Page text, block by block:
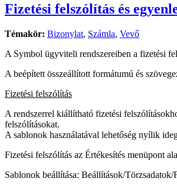
Fizetési felszólítás és
Témakör: Bizonylat, Számla, Vevő
A Symbol ügyviteli rendszereiben a fizetési
A beépített összeállított formátumú és
Fizetési felszólítás
A rendszerrel kiállítható fizetési
felszólításokat.
A sablonok használatával lehetőség nyílik
Fizetési felszólítás az Értékesítés menüpont
Sablonok beállítása: Beállítások/